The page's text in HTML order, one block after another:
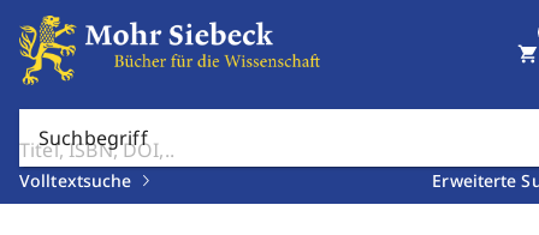
Suchbegriff
Volltextsuche Erweiterte
shopping_cart